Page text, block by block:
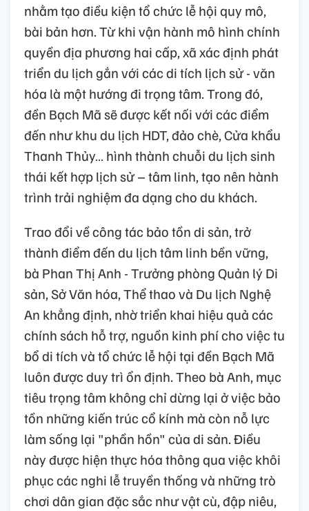
nhằm tạo điều kiện tổ chức lễ hội quy mô,
bài bản hơn. Từ khi vận hành mô hình chính
quyền địa phương hai cấp, xã xác định phát
triển du lịch gắn với các di tích lịch sử - văn
hóa là một hướng đi trọng tâm. Trong đó,
đền Bạch Mã sẽ được kết nối với các điểm
đến như khu du lịch HDT, đảo chè, Cửa khẩu
Thanh Thủy… hình thành chuỗi du lịch sinh
thái kết hợp lịch sử – tâm linh, tạo nên hành
trình trải nghiệm đa dạng cho du khách.
Trao đổi về công tác bảo tồn di sản, trở
thành điểm đến du lịch tâm linh bền vững,
bà Phan Thị Anh - Trưởng phòng Quản lý Di
sản, Sở Văn hóa, Thể thao và Du lịch Nghệ
An khẳng định, nhờ triển khai hiệu quả các
chính sách hỗ trợ, nguồn kinh phí cho việc tu
bổ di tích và tổ chức lễ hội tại đền Bạch Mã
luôn được duy trì ổn định. Theo bà Anh, mục
tiêu trọng tâm không chỉ dừng lại ở việc bảo
tồn những kiến trúc cổ kính mà còn nỗ lực
làm sống lại "phần hồn" của di sản. Điều
này được hiện thực hóa thông qua việc khôi
phục các nghi lễ truyền thống và những trò
chơi dân gian đặc sắc như vật cù, đập niêu,